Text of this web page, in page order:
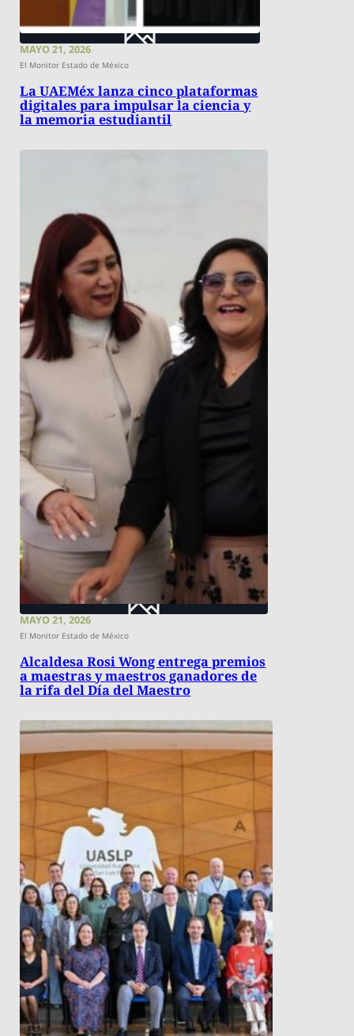
MAYO 21, 2026
El Monitor Estado de México
La UAEMéx lanza cinco plataformas
digitales para impulsar la ciencia y
la memoria estudiantil
MAYO 21, 2026
El Monitor Estado de México
Alcaldesa Rosi Wong entrega premios
a maestras y maestros ganadores de
la rifa del Día del Maestro